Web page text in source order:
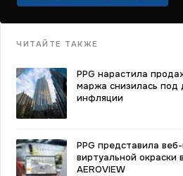
ЧИТАЙТЕ ТАКЖЕ
PPG нарастила
маржа снизилась под
инфляции
PPG представила
виртуальной окраски
AEROVIEW